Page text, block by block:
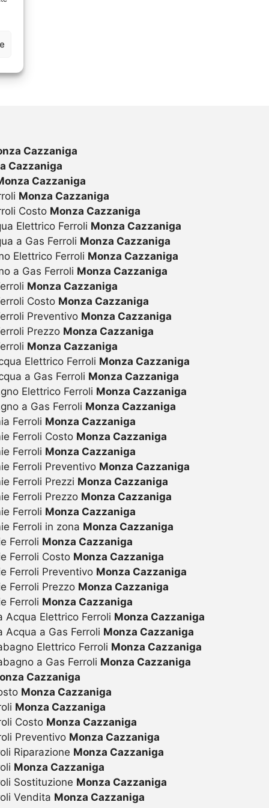
Cazzaniga
Cazzaniga
Cazzaniga
Monza Cazzaniga
Costo Monza Cazzaniga
Elettrico Ferroli Monza Cazzaniga
a Gas Ferroli Monza Cazzaniga
Elettrico Ferroli Monza Cazzaniga
a Gas Ferroli Monza Cazzaniga
Monza Cazzaniga
Costo Monza Cazzaniga
Preventivo Monza Cazzaniga
Prezzo Monza Cazzaniga
Monza Cazzaniga
Elettrico Ferroli Monza Cazzaniga
a Gas Ferroli Monza Cazzaniga
Elettrico Ferroli Monza Cazzaniga
a Gas Ferroli Monza Cazzaniga
Ferroli Monza Cazzaniga
Ferroli Costo Monza Cazzaniga
Ferroli Monza Cazzaniga
Ferroli Preventivo Monza Cazzaniga
Ferroli Prezzi Monza Cazzaniga
Ferroli Prezzo Monza Cazzaniga
Ferroli Monza Cazzaniga
Ferroli in zona Monza Cazzaniga
Ferroli Monza Cazzaniga
Ferroli Costo Monza Cazzaniga
Ferroli Preventivo Monza Cazzaniga
Ferroli Prezzo Monza Cazzaniga
Ferroli Monza Cazzaniga
Acqua Elettrico Ferroli Monza Cazzaniga
Acqua a Gas Ferroli Monza Cazzaniga
Elettrico Ferroli Monza Cazzaniga
a Gas Ferroli Monza Cazzaniga
Cazzaniga
Monza Cazzaniga
Monza Cazzaniga
Costo Monza Cazzaniga
Preventivo Monza Cazzaniga
Riparazione Monza Cazzaniga
Monza Cazzaniga
Sostituzione Monza Cazzaniga
Vendita Monza Cazzaniga